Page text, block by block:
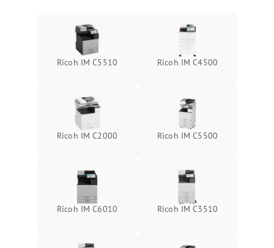
Ricoh IM C5510 Ricoh IM C4500
Ricoh IM C2000 Ricoh IM C5500
Ricoh IM C6010 Ricoh IM C3510